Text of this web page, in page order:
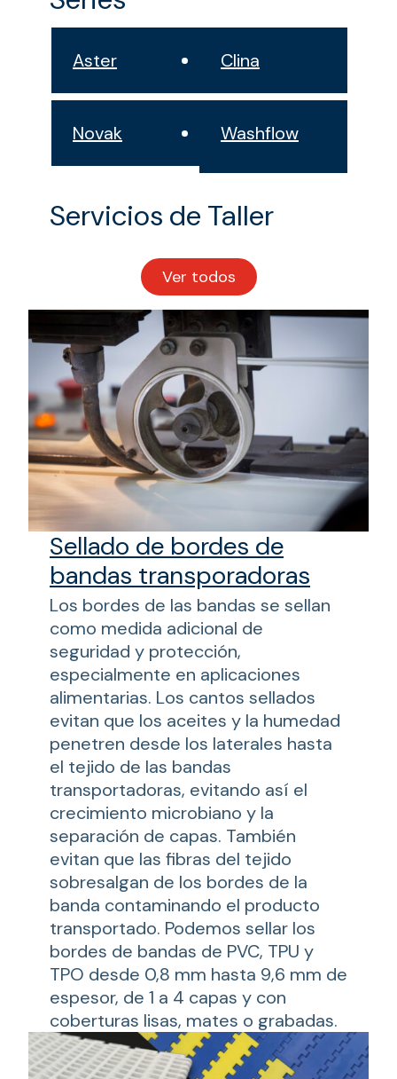
Aster Clina
Novak Washflow
Servicios de Taller
Ver todos
los
servicios
de
taller
Sellado de bordes de
bandas transporadoras
Los bordes de las bandas se sellan
como medida adicional de
seguridad y protección,
especialmente en aplicaciones
alimentarias. Los cantos sellados
evitan que los aceites y la humedad
penetren desde los laterales hasta
el tejido de las bandas
transportadoras, evitando así el
crecimiento microbiano y la
separación de capas. También
evitan que las fibras del tejido
sobresalgan de los bordes de la
banda contaminando el producto
transportado. Podemos sellar los
bordes de bandas de PVC, TPU y
TPO desde 0,8 mm hasta 9,6 mm de
espesor, de 1 a 4 capas y con
coberturas lisas, mates o grabadas.